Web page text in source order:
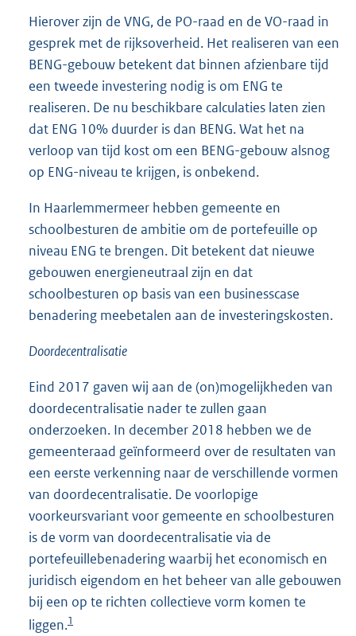
Hierover zijn de VNG, de PO-raad en de VO-raad in
gesprek met de rijksoverheid. Het realiseren van een
BENG-gebouw betekent dat binnen afzienbare tijd
een tweede investering nodig is om ENG te
realiseren. De nu beschikbare calculaties laten zien
dat ENG 10% duurder is dan BENG. Wat het na
verloop van tijd kost om een BENG-gebouw alsnog
op ENG-niveau te krijgen, is onbekend.
In Haarlemmermeer hebben gemeente en
schoolbesturen de ambitie om de portefeuille op
niveau ENG te brengen. Dit betekent dat nieuwe
gebouwen energieneutraal zijn en dat
schoolbesturen op basis van een businesscase
benadering meebetalen aan de investeringskosten.
Doordecentralisatie
Eind 2017 gaven wij aan de (on)mogelijkheden van
doordecentralisatie nader te zullen gaan
onderzoeken. In december 2018 hebben we de
gemeenteraad geïnformeerd over de resultaten van
een eerste verkenning naar de verschillende vormen
van doordecentralisatie. De voorlopige
voorkeursvariant voor gemeente en schoolbesturen
is de vorm van doordecentralisatie via de
portefeuillebenadering waarbij het economisch en
juridisch eigendom en het beheer van alle gebouwen
bij een op te richten collectieve vorm komen te
liggen.1